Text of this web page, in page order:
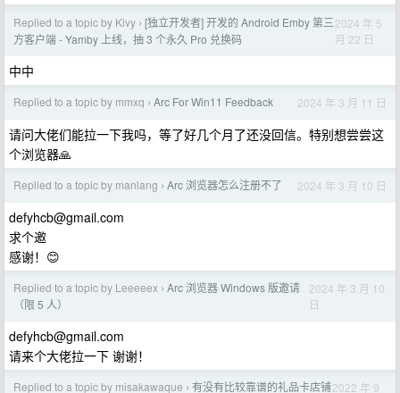
Replied to a topic by Kivy › [独立开发者] 开发的 Android Emby 第三
方客户端 - Yamby 上线，抽 3 个永久 Pro 兑换码
2024 年 5
月 22 日
中中
Replied to a topic by mmxq › Arc For Win11 Feedback 2024 年 3 月 11 日
请问大佬们能拉一下我吗，等了好几个月了还没回信。特别想尝尝这
个浏览器🙏
Replied to a topic by manlang › Arc 浏览器怎么注册不了 2024 年 3 月 10 日
defyhcb@gmail.com
求个邀
感谢！😊
Replied to a topic by Leeeeex › Arc 浏览器 Windows 版邀请
（限 5 人）
2024 年 3 月 10
日
defyhcb@gmail.com
请来个大佬拉一下 谢谢！
Replied to a topic by misakawaque › 有没有比较靠谱的礼品卡店铺2022 年 9